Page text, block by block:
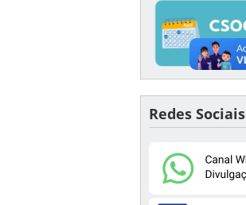
Redes Sociais